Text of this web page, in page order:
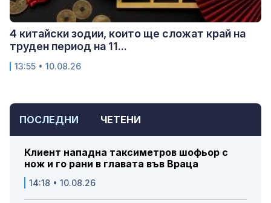
ПОСЛЕДНИ ЧЕТЕНИ
Клиент нападна таксиметров шофьор с
нож и го рани в главата във Враца
14:18 • 10.08.26
4 китайски зодии, които ще сложат край на
труден период на 11...
13:55 • 10.08.26